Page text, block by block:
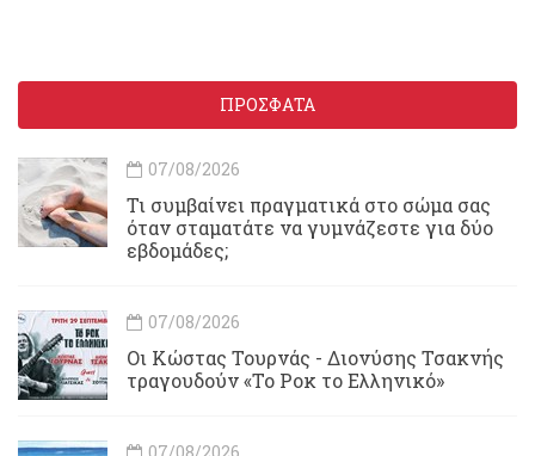
ΠΡΟΣΦΑΤΑ
07/08/2026
Τι συμβαίνει πραγματικά στο σώμα σας
όταν σταματάτε να γυμνάζεστε για δύο
εβδομάδες;
07/08/2026
Οι Κώστας Τουρνάς - Διονύσης Τσακνής
τραγουδούν «Το Ροκ το Ελληνικό»